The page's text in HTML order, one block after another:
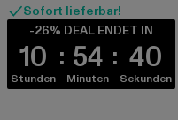
Sofort lieferbar!
-26% DEAL ENDET IN
10
Stunden
54
Minuten
39
Sekunden